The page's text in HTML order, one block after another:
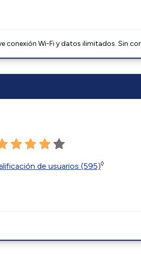
conexión Wi-Fi y datos ilimitados. Sin
de usuarios (595)◊